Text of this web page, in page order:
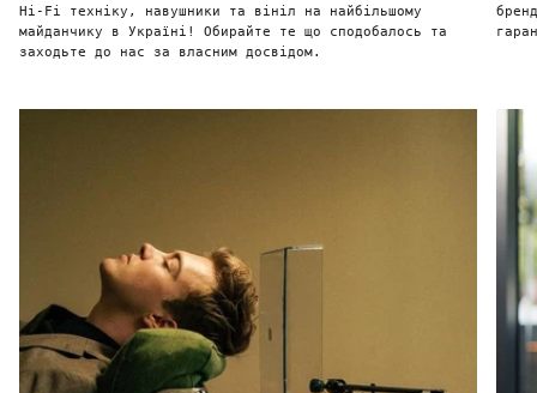
Hi-Fi техніку, навушники та вініл на найбільшому
майданчику в Україні! Обирайте те що сподобалось та
заходьте до нас за власним досвідом.